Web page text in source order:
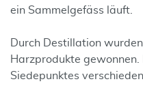
ein Sammelgefäss läuft.
Durch Destillation
Harzprodukte gewonnen.
Siedepunktes